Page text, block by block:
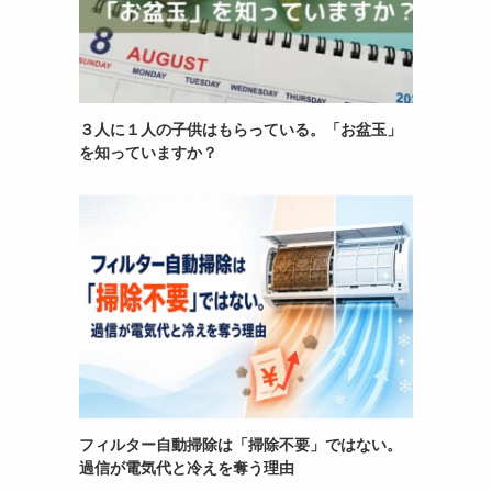
３人に１人の子供はもらっている。「お盆玉」
を知っていますか？
フィルター自動掃除は「掃除不要」ではない。
過信が電気代と冷えを奪う理由